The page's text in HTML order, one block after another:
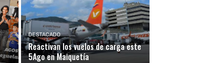
DESTACADO
Reactivan los vuelos de carga este
5Ago en Maiquetía